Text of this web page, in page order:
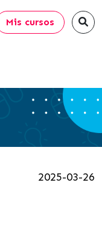
Mis cursos
2025-03-26